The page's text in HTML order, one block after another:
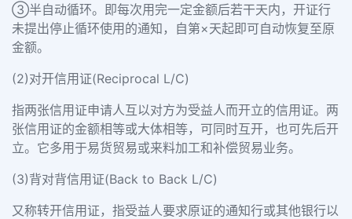
③半自动循环。即每次用完一定金额后若干天内，开证行
未提出停止循环使用的通知，自第×天起即可自动恢复至原
金额。
(2)对开信用证(Reciprocal L/C)
指两张信用证申请人互以对方为受益人而开立的信用证。两
张信用证的金额相等或大体相等，可同时互开，也可先后开
立。它多用于易货贸易或来料加工和补偿贸易业务。
(3)背对背信用证(Back to Back L/C)
又称转开信用证，指受益人要求原证的通知行或其他银行以